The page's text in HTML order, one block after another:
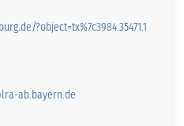
?object=tx%7c3984.35471.1
ab.bayern.de